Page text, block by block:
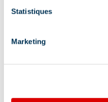
Statistiques
Marketing